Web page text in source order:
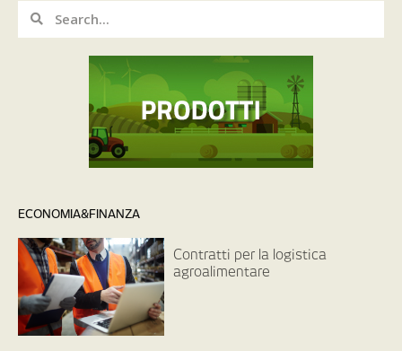
ECONOMIA&FINANZA
Contratti per la logistica
agroalimentare